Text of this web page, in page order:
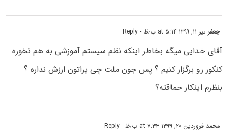
جعفرتیر ۱۱, ۱۳۹۹ at ۵:۱۴ ب٫ظ - Reply
آقای خدایی میگه بخاطر اینکه نظم سیستم آموزشی به هم نخوره
کنکور رو برگزار کنیم ؟ پس جون ملت چی براتون ارزش نداره ؟
بنظرم اینکار حماقته؟
محمدفروردین ۲۰, ۱۳۹۹ at ۷:۳۳ ب٫ظ - Reply